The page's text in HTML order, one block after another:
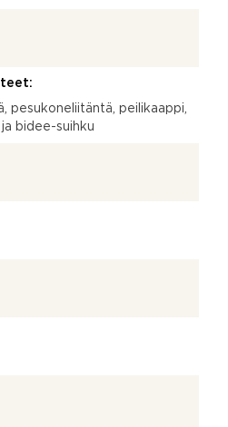
pesukoneliitäntä, peilikaappi,
bidee-suihku